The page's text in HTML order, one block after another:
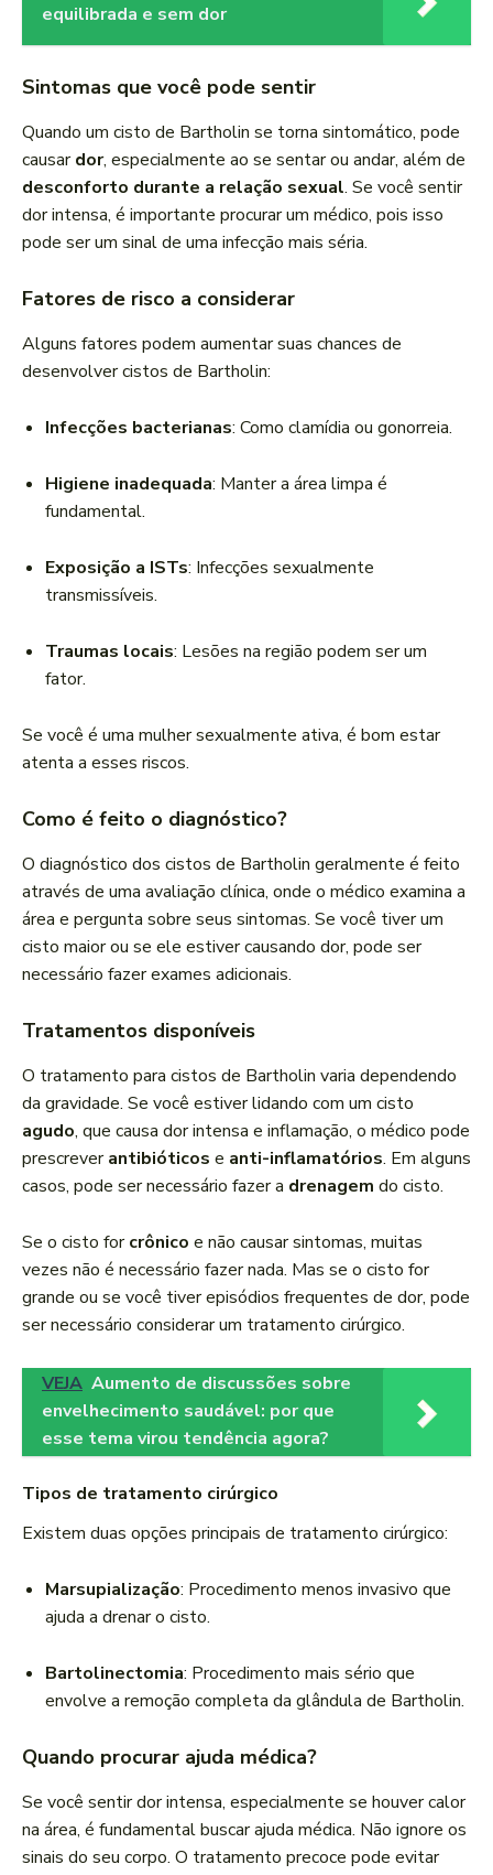
equilibrada e sem dor
Sintomas que você pode sentir
Quando um cisto de Bartholin se torna sintomático, pode
causardor, especialmente ao se sentar ou andar, além de
desconforto durante a relação sexual. Se você sentir
dor intensa, é importante procurar um médico, pois isso
pode ser um sinal de uma infecção mais séria.
Fatores de risco a considerar
Alguns fatores podem aumentar suas chances de
desenvolver cistos de Bartholin:
Infecções bacterianas: Como clamídia ou gonorreia.
Higiene inadequada: Manter a área limpa é
fundamental.
Exposição a ISTs: Infecções sexualmente
transmissíveis.
Traumas locais: Lesões na região podem ser um
fator.
Se você é uma mulher sexualmente ativa, é bom estar
atenta a esses riscos.
Como é feito o diagnóstico?
O diagnóstico dos cistos de Bartholin geralmente é feito
através de uma avaliação clínica, onde o médico examina a
área e pergunta sobre seus sintomas. Se você tiver um
cisto maior ou se ele estiver causando dor, pode ser
necessário fazer exames adicionais.
Tratamentos disponíveis
O tratamento para cistos de Bartholin varia dependendo
da gravidade. Se você estiver lidando com um cisto
agudo, que causa dor intensa e inflamação, o médico pode
prescreverantibióticos e anti-inflamatórios. Em alguns
casos, pode ser necessário fazer a drenagem do cisto.
Se o cisto forcrônico e não causar sintomas, muitas
vezes não é necessário fazer nada. Mas se o cisto for
grande ou se você tiver episódios frequentes de dor, pode
ser necessário considerar um tratamento cirúrgico.
VEJA Aumento de discussões sobre
envelhecimento saudável: por que
esse tema virou tendência agora?
Tipos de tratamento cirúrgico
Existem duas opções principais de tratamento cirúrgico:
Marsupialização: Procedimento menos invasivo que
ajuda a drenar o cisto.
Bartolinectomia: Procedimento mais sério que
envolve a remoção completa da glândula de Bartholin.
Quando procurar ajuda médica?
Se você sentir dor intensa, especialmente se houver calor
na área, é fundamental buscar ajuda médica. Não ignore os
sinais do seu corpo. O tratamento precoce pode evitar